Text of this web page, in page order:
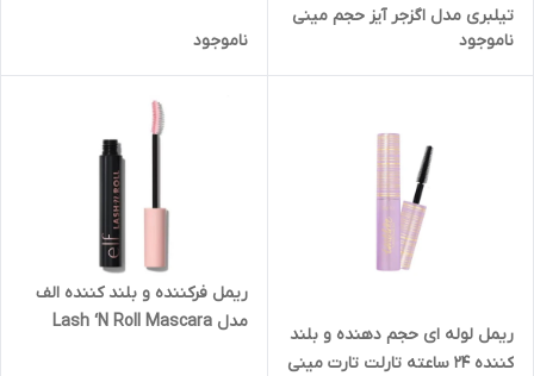
تیلبری مدل اگزجر آیز حجم مینی
(اصل)
ناموجود ناموجود
ریمل لوله ای حجم دهنده و بلند
کننده ۲۴ ساعته تارلت تارت مینی
ریمل فرکننده و بلند کننده الف
مدل Lash ‘N Roll Mascara